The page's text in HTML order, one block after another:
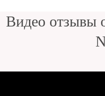
Видео отзывы